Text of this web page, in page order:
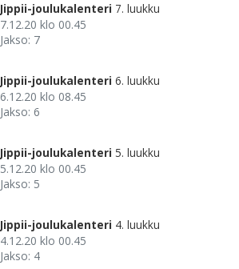
Jippii-joulukalenteri 7. luukku
7.12.20 klo 00.45
Jakso: 7
Jippii-joulukalenteri 6. luukku
6.12.20 klo 08.45
Jakso: 6
Jippii-joulukalenteri 5. luukku
5.12.20 klo 00.45
Jakso: 5
Jippii-joulukalenteri 4. luukku
4.12.20 klo 00.45
Jakso: 4